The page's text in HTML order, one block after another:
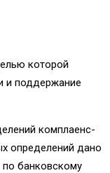
которой
и поддержание
комплаенс-
определений дано
по банковскому